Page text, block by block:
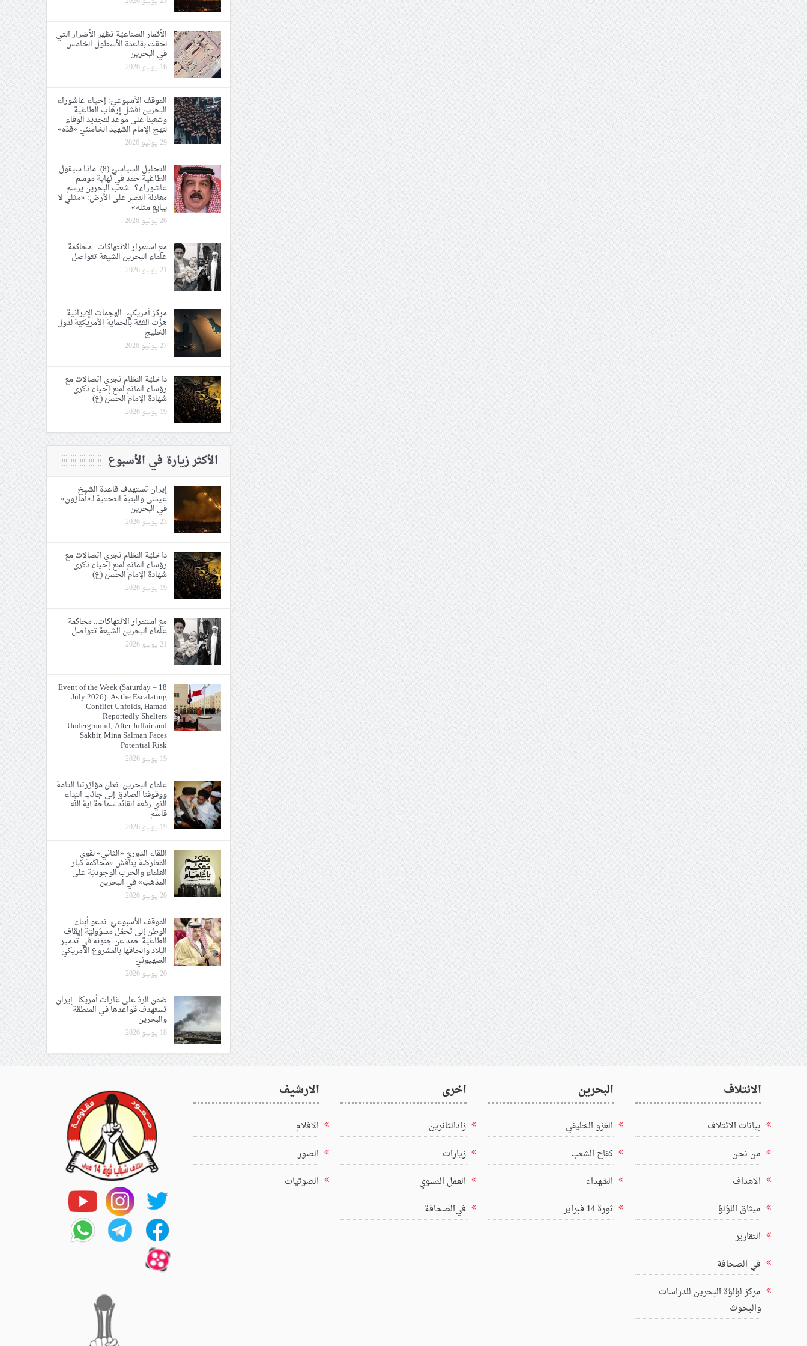
الأقمار الصناعيّة تظهر الأضرار التي
لحقت بقاعدة الأسطول الخامس
في البحرين
16 يوليو 2026
الموقف الأسبوعيّ: إحياء عاشوراء
البحرين أفشل إرهاب الطاغية..
وشعبنا على موعد لتجديد الوفاء
لنهج الإمام الشهيد الخامنئيّ «قدّه»
29 يونيو 2026
التحليل السياسيّ (8): ماذا سيقول
الطاغية حمد في نهاية موسم
عاشوراء؟.. شعب البحرين يرسم
معادلة النصر على الأرض: «مثلي لا
يبايع مثله»
26 يونيو 2026
مع استمرار الانتهاكات.. محاكمة
علماء البحرين الشيعة تتواصل
21 يوليو 2026
مركز أمريكيّ: الهجمات الإيرانية
هزّت الثقة بالحماية الأمريكيّة لدول
الخليج
27 يونيو 2026
داخليّة النظام تجري اتصالات مع
رؤساء المآتم لمنع إحياء ذكرى
شهادة الإمام الحسن (ع)
19 يوليو 2026
الأكثر زيارة في الأسبوع
إيران تستهدف قاعدة الشيخ
عيسى والبنية التحتية لـ«أمازون»
في البحرين
23 يوليو 2026
داخليّة النظام تجري اتصالات مع
رؤساء المآتم لمنع إحياء ذكرى
شهادة الإمام الحسن (ع)
19 يوليو 2026
مع استمرار الانتهاكات.. محاكمة
علماء البحرين الشيعة تتواصل
21 يوليو 2026
Event of the Week (Saturday – 18
July 2026): As the Escalating
Conflict Unfolds, Hamad
Reportedly Shelters
Underground; After Juffair and
Sakhir, Mina Salman Faces
Potential Risk
19 يوليو 2026
علماء البحرين: نعلن مؤازرتنا التامة
ووقوفنا الصادق إلى جانب النداء
الذي رفعه القائد سماحة آية الله
قاسم
19 يوليو 2026
اللقاء الدوريّ «الثاني» لقوى
المعارضة يناقش «محاكمة كبار
العلماء والحرب الوجوديّة على
المذهب» في البحرين
20 يوليو 2026
الموقف الأسبوعيّ: ندعو أبناء
الوطن إلى تحمّل مسؤوليّة إيقاف
الطاغية حمد عن جنونه في تدمير
البلاد وإلحاقها بالمشروع الأمريكيّ-
الصهيونيّ
20 يوليو 2026
ضمن الردّ على غارات أمريكا.. إيران
تستهدف قواعدها في المنطقة
والبحرين
18 يوليو 2026
الائتلاف
بيانات الائتلاف
من نحن
الاهداف
ميثاق اللؤلؤ
التقارير
في الصحافة
مركز لؤلؤة البحرين للدراسات
والبحوث
البحرين
الغزو الخليفي
كفاح الشعب
الشهداء
ثورة 14 فبراير
اخرى
زادالثائرين
زيارات
العمل النسوي
في‌الصحافة
الارشيف
الافلام
الصور
الصوتيات